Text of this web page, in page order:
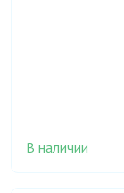
В наличии